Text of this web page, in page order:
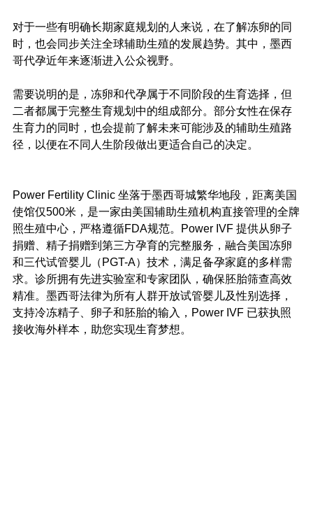
对于一些有明确长期家庭规划的人来说，在了解冻卵的同
时，也会同步关注全球辅助生殖的发展趋势。其中，墨西
哥代孕近年来逐渐进入公众视野。
需要说明的是，冻卵和代孕属于不同阶段的生育选择，但
二者都属于完整生育规划中的组成部分。部分女性在保存
生育力的同时，也会提前了解未来可能涉及的辅助生殖路
径，以便在不同人生阶段做出更适合自己的决定。
Power Fertility Clinic 坐落于墨西哥城繁华地段，距离美国
使馆仅500米，是一家由美国辅助生殖机构直接管理的全牌
照生殖中心，严格遵循FDA规范。Power IVF 提供从卵子
捐赠、精子捐赠到第三方孕育的完整服务，融合美国冻卵
和三代试管婴儿（PGT-A）技术，满足备孕家庭的多样需
求。诊所拥有先进实验室和专家团队，确保胚胎筛查高效
精准。墨西哥法律为所有人群开放试管婴儿及性别选择，
支持冷冻精子、卵子和胚胎的输入，Power IVF 已获执照
接收海外样本，助您实现生育梦想。